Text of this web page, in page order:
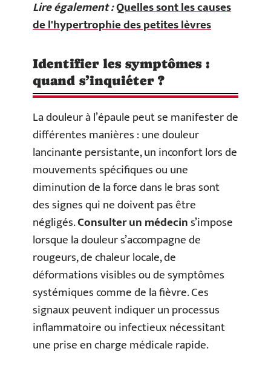
Lire également :Quelles sont les causes
de l'hypertrophie des petites lèvres
Identifier les symptômes :
quand s’inquiéter ?
La douleur à l’épaule peut se manifester de
différentes manières : une douleur
lancinante persistante, un inconfort lors de
mouvements spécifiques ou une
diminution de la force dans le bras sont
des signes qui ne doivent pas être
négligés.Consulter un médecins’impose
lorsque la douleur s’accompagne de
rougeurs, de chaleur locale, de
déformations visibles ou de symptômes
systémiques comme de la fièvre. Ces
signaux peuvent indiquer un processus
inflammatoire ou infectieux nécessitant
une prise en charge médicale rapide.